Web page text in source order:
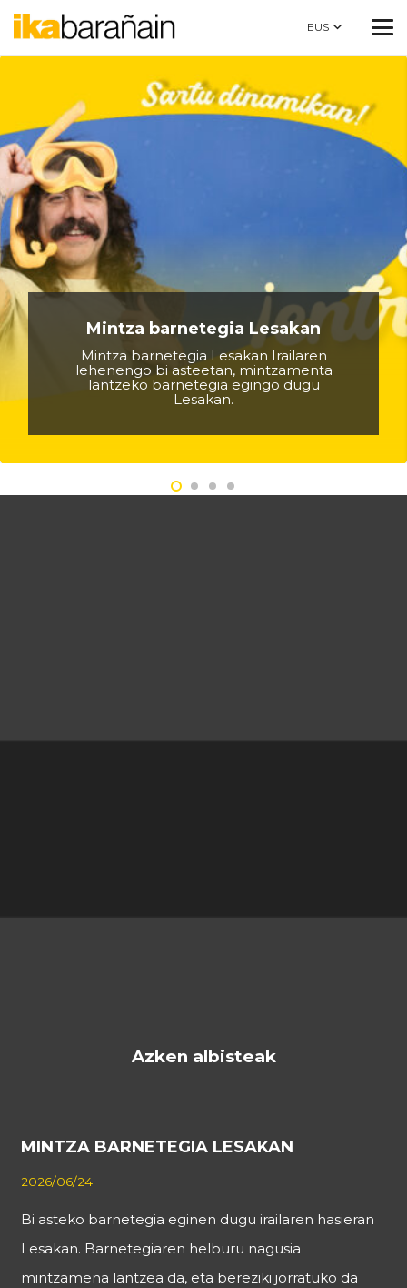
EUS
Mintza barnetegia Lesakan
Mintza barnetegia Lesakan Irailaren
lehenengo bi asteetan, mintzamenta
lantzeko barnetegia egingo dugu
Lesakan.
Azken albisteak
MINTZA BARNETEGIA LESAKAN
2026/06/24
Bi asteko barnetegia eginen dugu irailaren hasieran
Lesakan. Barnetegiaren helburu nagusia
mintzamena lantzea da, eta bereziki jorratuko da